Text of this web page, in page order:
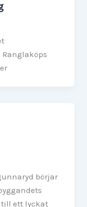
börjar
till ett lyckat